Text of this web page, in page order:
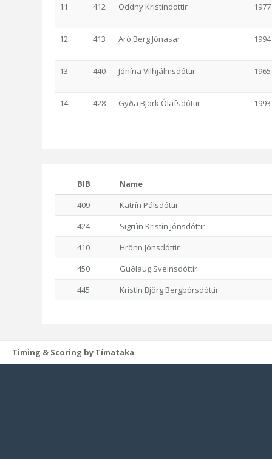
11 412 Oddny Kristindottir 1977
12 413 Aró Berg Jónasar 1994
13 440 Jónína Vilhjálmsdóttir 1965
14 428 Gyða Björk Ólafsdóttir 1993
BIB
Name
409
Katrín Pálsdóttir
424
Sigrún Kristín Jónsdóttir
410
Hrönn Jónsdóttir
450
Guðlaug Sveinsdóttir
445
Kristín Björg Bergþórsdóttir
Timing & Scoring by Tímataka